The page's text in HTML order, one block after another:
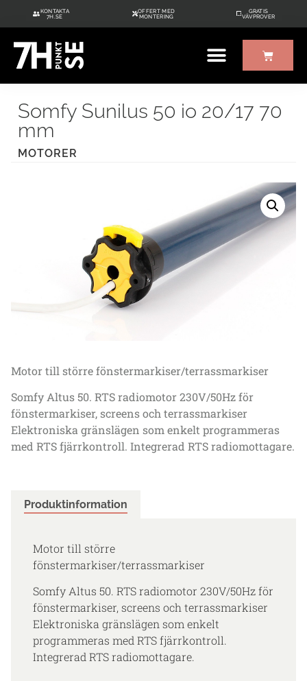
KONTAKTA
7H.SE
OFFERT MED
MONTERING
GRATIS
VÄVPROVER
Somfy Sunilus 50 io 20/17 70
mm
MOTORER
Motor till större fönstermarkiser/terrassmarkiser
Somfy Altus 50. RTS radiomotor 230V/50Hz för
fönstermarkiser, screens och terrassmarkiser
Elektroniska gränslägen som enkelt programmeras
med RTS fjärrkontroll. Integrerad RTS radiomottagare.
Produktinformation
Motor till större
fönstermarkiser/terrassmarkiser
Somfy Altus 50. RTS radiomotor 230V/50Hz för
fönstermarkiser, screens och terrassmarkiser
Elektroniska gränslägen som enkelt
programmeras med RTS fjärrkontroll.
Integrerad RTS radiomottagare.